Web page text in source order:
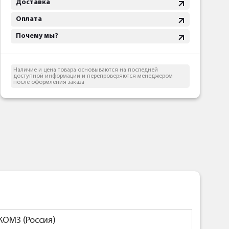
Доставка
Оплата
Почему мы?
Наличие и цена товара основываются на последней
доступной информации и перепроверяются менеджером
после оформления заказа
(Россия)